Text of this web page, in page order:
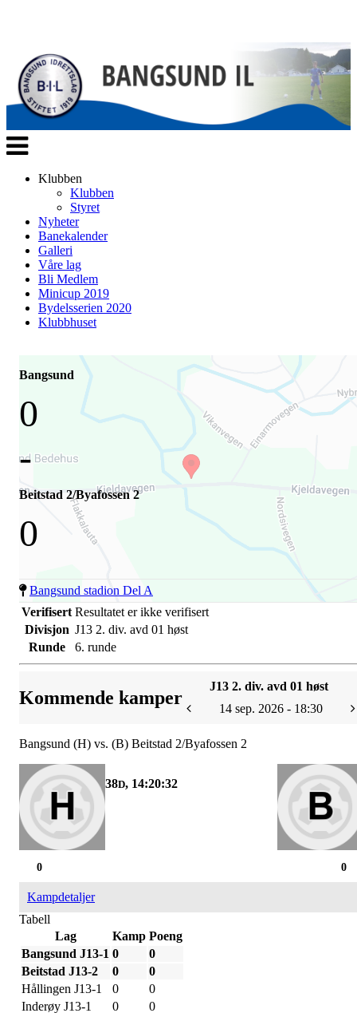
Veksle
navigasjon
Klubben
Klubben
Styret
Nyheter
Banekalender
Galleri
Våre lag
Bli Medlem
Minicup 2019
Bydelsserien 2020
Klubbhuset
Bangsund
0
-
Beitstad 2/Byafossen 2
0
Bangsund stadion Del A
Verifisert Resultatet er ikke verifisert
Divisjon J13 2. div. avd 01 høst
Runde
6. runde
Kommende kamper
J13 2. div. avd 01 høst
14 sep. 2026 - 18:30
Bangsund (H) vs. (B) Beitstad 2/Byafossen 2
38D, 14:20:31
0
0
Kampdetaljer
Tabell
Lag
Kamp Poeng
Bangsund J13-1 0
0
Beitstad J13-2
0
0
Hållingen J13-1
0
0
Inderøy J13-1
0
0